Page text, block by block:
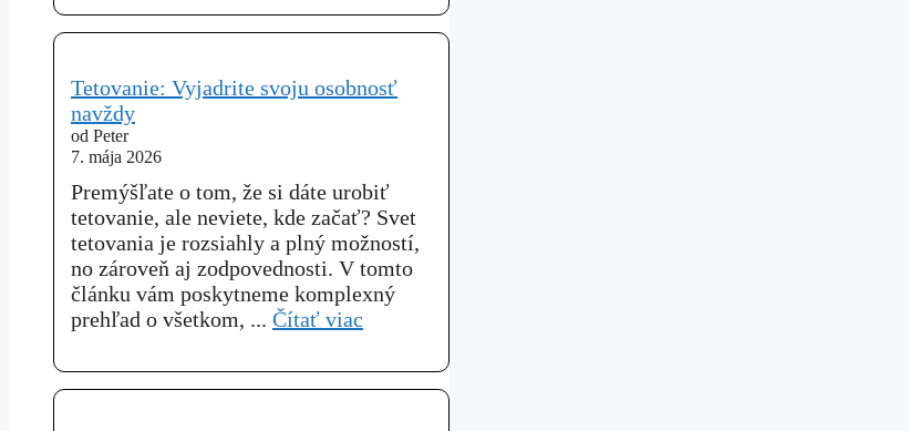
Tetovanie: Vyjadrite svoju osobnosť
navždy
od Peter
7. mája 2026
Premýšľate o tom, že si dáte urobiť
tetovanie, ale neviete, kde začať? Svet
tetovania je rozsiahly a plný možností,
no zároveň aj zodpovednosti. V tomto
článku vám poskytneme komplexný
prehľad o všetkom, ... Čítať viac